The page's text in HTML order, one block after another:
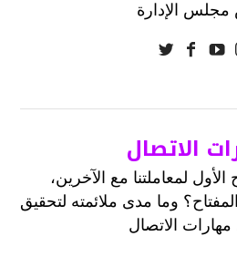
الإدارة
الاتصال
لمعاملتنا مع الآخرين،
وما مدى ملائمته لتحقيق
مهارات الاتصال